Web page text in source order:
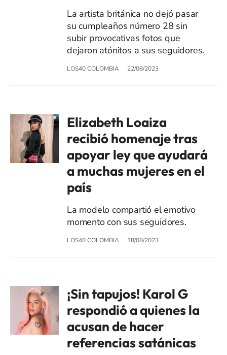
La artista británica no dejó pasar
su cumpleaños número 28 sin
subir provocativas fotos que
dejaron atónitos a sus seguidores.
LOS40 COLOMBIA 22/08/2023
Elizabeth Loaiza
recibió homenaje tras
apoyar ley que ayudará
a muchas mujeres en el
país
La modelo compartió el emotivo
momento con sus seguidores.
LOS40 COLOMBIA 18/08/2023
¡Sin tapujos! Karol G
respondió a quienes la
acusan de hacer
referencias satánicas